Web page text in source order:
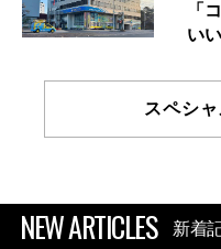
「
いい
スペシ
NEW ARTICLES 新着